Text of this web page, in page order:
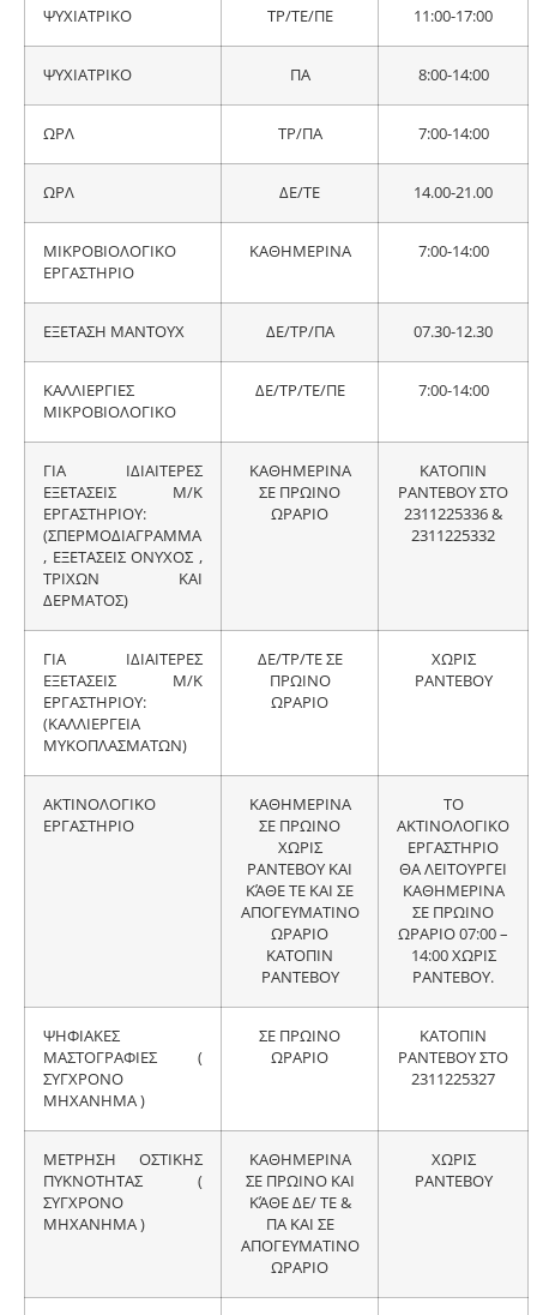
ΨΥΧΙΑΤΡΙΚΟ ΤΡ/ΤΕ/ΠΕ 11:00-17:00
ΨΥΧΙΑΤΡΙΚΟ ΠΑ 8:00-14:00
ΩΡΛ ΤΡ/ΠΑ 7:00-14:00
ΩΡΛ ΔΕ/ΤΕ 14.00-21.00
ΜΙΚΡΟΒΙΟΛΟΓΙΚΟ
ΕΡΓΑΣΤΗΡΙΟ
ΚΑΘΗΜΕΡΙΝΑ 7:00-14:00
ΕΞΕΤΑΣΗ ΜΑNTOYX ΔΕ/ΤΡ/ΠΑ 07.30-12.30
ΚΑΛΛΙΕΡΓΙΕΣ
ΜΙΚΡΟΒΙΟΛΟΓΙΚΟ
ΔΕ/ΤΡ/ΤΕ/ΠΕ 7:00-14:00
ΓΙΑ ΙΔΙΑΙΤΕΡΕΣ
ΕΞΕΤΑΣΕΙΣ Μ/Κ
ΕΡΓΑΣΤΗΡΙΟΥ:
(ΣΠΕΡΜΟΔΙΑΓΡΑΜΜΑ
, ΕΞΕΤΑΣΕΙΣ ΟΝΥΧΟΣ ,
ΤΡΙΧΩΝ ΚΑΙ
ΔΕΡΜΑΤΟΣ)
ΚΑΘΗΜΕΡΙΝΑ
ΣΕ ΠΡΩΙΝΟ
ΩΡΑΡΙΟ
ΚΑΤΟΠΙΝ
ΡΑΝΤΕΒΟΥ ΣΤΟ
2311225336 &
2311225332
ΓΙΑ ΙΔΙΑΙΤΕΡΕΣ
ΕΞΕΤΑΣΕΙΣ Μ/Κ
ΕΡΓΑΣΤΗΡΙΟΥ:
(ΚΑΛΛΙΕΡΓΕΙΑ
ΜΥΚΟΠΛΑΣΜΑΤΩΝ)
ΔΕ/ΤΡ/ΤΕ ΣΕ
ΠΡΩΙΝΟ
ΩΡΑΡΙΟ
ΧΩΡΙΣ
ΡΑΝΤΕΒΟΥ
ΑΚΤΙΝΟΛΟΓΙΚΟ
ΕΡΓΑΣΤΗΡΙΟ
ΚΑΘΗΜΕΡΙΝΑ
ΣΕ ΠΡΩΙΝΟ
ΧΩΡΙΣ
ΡΑΝΤΕΒΟΥ ΚΑΙ
ΚΆΘΕ ΤΕ ΚΑΙ ΣΕ
ΑΠΟΓΕΥΜΑΤΙΝΟ
ΩΡΑΡΙΟ
ΚΑΤΟΠΙΝ
ΡΑΝΤΕΒΟΥ
ΤΟ
ΑΚΤΙΝΟΛΟΓΙΚΟ
ΕΡΓΑΣΤΗΡΙΟ
ΘΑ ΛΕΙΤΟΥΡΓΕΙ
ΚΑΘΗΜΕΡΙΝΑ
ΣΕ ΠΡΩΙΝΟ
ΩΡΑΡΙΟ 07:00 –
14:00 ΧΩΡΙΣ
ΡΑΝΤΕΒΟΥ.
ΨΗΦΙΑΚΕΣ
ΜΑΣΤΟΓΡΑΦΙΕΣ (
ΣΥΓΧΡΟΝΟ
ΜΗΧΑΝΗΜΑ )
ΣΕ ΠΡΩΙΝΟ
ΩΡΑΡΙΟ
ΚΑΤΟΠΙΝ
ΡΑΝΤΕΒΟΥ ΣΤΟ
2311225327
ΜΕΤΡΗΣΗ ΟΣΤΙΚΗΣ
ΠΥΚΝΟΤΗΤΑΣ (
ΣΥΓΧΡΟΝΟ
ΜΗΧΑΝΗΜΑ )
ΚΑΘΗΜΕΡΙΝΑ
ΣΕ ΠΡΩΙΝΟ ΚΑΙ
ΚΆΘΕ ΔΕ/ ΤΕ &
ΠΑ ΚΑΙ ΣΕ
ΑΠΟΓΕΥΜΑΤΙΝΟ
ΩΡΑΡΙΟ
ΧΩΡΙΣ
ΡΑΝΤΕΒΟΥ